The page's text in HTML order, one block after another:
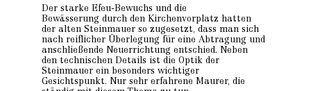
Der starke Efeu-Bewuchs und die
Bewässerung durch den Kirchenvorplatz hatten
der alten Steinmauer so zugesetzt, dass man sich
nach reiflicher Überlegung für eine Abtragung und
anschließende Neuerrichtung entschied. Neben
den technischen Details ist die Optik der
Steinmauer ein besonders wichtiger
Gesichtspunkt. Nur sehr erfahrene Maurer, die